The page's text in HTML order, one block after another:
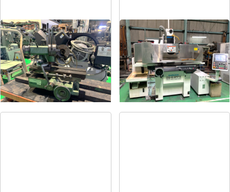
ドリル研削盤
メーカー 飯田
形 式YG-200F
年 式-
平面研削盤
メーカー クロダ
形 式GS-63PFⅡ
年 式2015